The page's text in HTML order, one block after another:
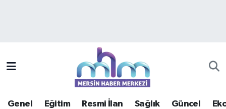
Genel Eğitim Resmi İlan Sağlık Güncel
Mersin Trafik Yoğunluk Haritası
Süper Lig Puan Durumu ve Fikstür